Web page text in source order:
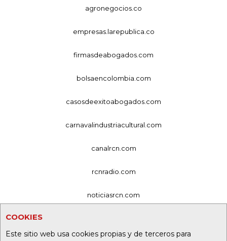
COOKIES
Este sitio web usa cookies propias y de terceros para
agronegocios.co
empresas.larepublica.co
firmasdeabogados.com
bolsaencolombia.com
casosdeexitoabogados.com
carnavalindustriacultural.com
canalrcn.com
rcnradio.com
noticiasrcn.com